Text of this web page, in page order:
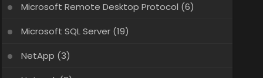
Microsoft Remote Desktop Protocol (6)
Microsoft SQL Server(19)
NetApp (3)